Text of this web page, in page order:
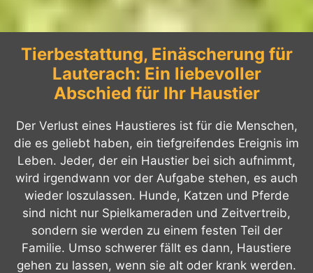
Tierbestattung, Einäscherung für
Lauterach: Ein liebevoller
Abschied für Ihr Haustier
Der Verlust eines Haustieres ist für die Menschen,
die es geliebt haben, ein tiefgreifendes Ereignis im
Leben. Jeder, der ein Haustier bei sich aufnimmt,
wird irgendwann vor der Aufgabe stehen, es auch
wieder loszulassen. Hunde, Katzen und Pferde
sind nicht nur Spielkameraden und Zeitvertreib,
sondern sie werden zu einem festen Teil der
Familie. Umso schwerer fällt es dann, Haustiere
gehen zu lassen, wenn sie alt oder krank werden.